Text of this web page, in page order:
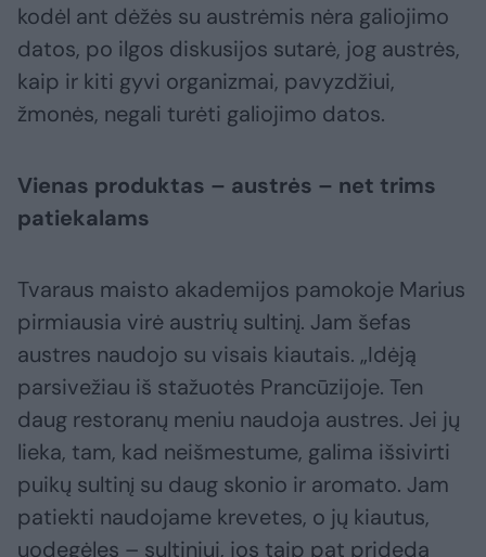
kodėl ant dėžės su austrėmis nėra galiojimo
datos, po ilgos diskusijos sutarė, jog austrės,
kaip ir kiti gyvi organizmai, pavyzdžiui,
žmonės, negali turėti galiojimo datos.
Vienas produktas – austrės – net trims
patiekalams
Tvaraus maisto akademijos pamokoje Marius
pirmiausia virė austrių sultinį. Jam šefas
austres naudojo su visais kiautais. „Idėją
parsivežiau iš stažuotės Prancūzijoje. Ten
daug restoranų meniu naudoja austres. Jei jų
lieka, tam, kad neišmestume, galima išsivirti
puikų sultinį su daug skonio ir aromato. Jam
patiekti naudojame krevetes, o jų kiautus,
uodegėles – sultiniui, jos taip pat prideda